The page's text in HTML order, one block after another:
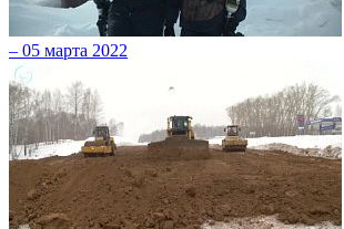
– 05 марта 2022